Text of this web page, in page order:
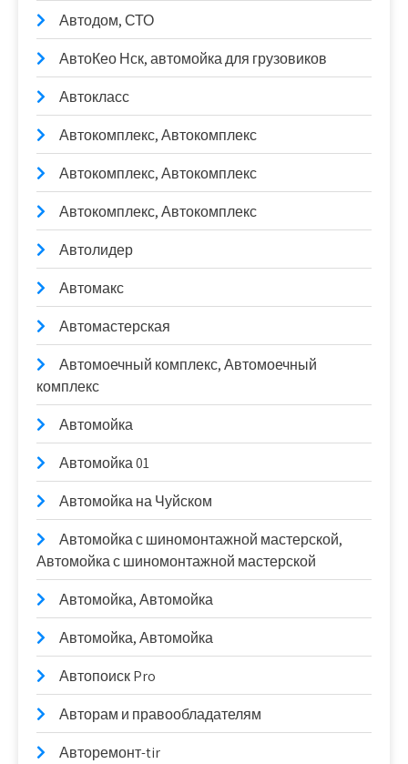
Автодом, СТО
АвтоКео Нск, автомойка для грузовиков
Автокласс
Автокомплекс, Автокомплекс
Автокомплекс, Автокомплекс
Автокомплекс, Автокомплекс
Автолидер
Автомакс
Автомастерская
Автомоечный комплекс, Автомоечный
комплекс
Автомойка
Автомойка 01
Автомойка на Чуйском
Автомойка с шиномонтажной мастерской,
Автомойка с шиномонтажной мастерской
Автомойка, Автомойка
Автомойка, Автомойка
Автопоиск Pro
Авторам и правообладателям
Авторемонт-tir